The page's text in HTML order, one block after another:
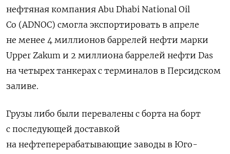
нефтяная компания ​Abu Dhabi National ⁠Oil
Co (ADNOC) смогла экспортировать в апреле
не менее 4 миллионов баррелей нефти марки
Upper Zakum и ‌2 миллиона баррелей нефти Das
на четырех танкерах с терминалов ‌в Персидском
заливе.
Грузы либо были перевалены с борта на борт
с последующей доставкой
на нефтеперерабатывающие заводы в Юго-